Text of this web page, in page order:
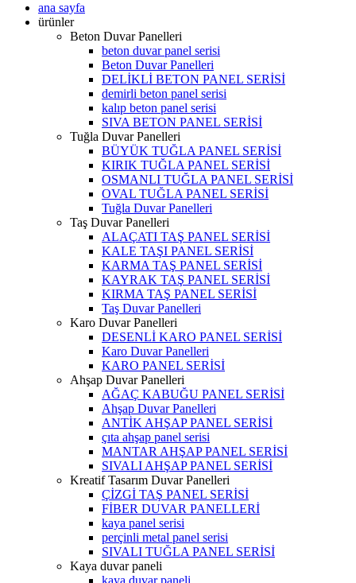
ana sayfa
ürünler
Beton Duvar Panelleri
beton duvar panel serisi
Beton Duvar Panelleri
DELİKLİ BETON PANEL SERİSİ
demirli beton panel serisi
kalıp beton panel serisi
SIVA BETON PANEL SERİSİ
Tuğla Duvar Panelleri
BÜYÜK TUĞLA PANEL SERİSİ
KIRIK TUĞLA PANEL SERİSİ
OSMANLI TUĞLA PANEL SERİSİ
OVAL TUĞLA PANEL SERİSİ
Tuğla Duvar Panelleri
Taş Duvar Panelleri
ALAÇATI TAŞ PANEL SERİSİ
KALE TAŞI PANEL SERİSİ
KARMA TAŞ PANEL SERİSİ
KAYRAK TAŞ PANEL SERİSİ
KIRMA TAŞ PANEL SERİSİ
Taş Duvar Panelleri
Karo Duvar Panelleri
DESENLİ KARO PANEL SERİSİ
Karo Duvar Panelleri
KARO PANEL SERİSİ
Ahşap Duvar Panelleri
AĞAÇ KABUĞU PANEL SERİSİ
Ahşap Duvar Panelleri
ANTİK AHŞAP PANEL SERİSİ
çıta ahşap panel serisi
MANTAR AHŞAP PANEL SERİSİ
SIVALI AHŞAP PANEL SERİSİ
Kreatif Tasarım Duvar Panelleri
ÇİZGİ TAŞ PANEL SERİSİ
FİBER DUVAR PANELLERİ
kaya panel serisi
perçinli metal panel serisi
SIVALI TUĞLA PANEL SERİSİ
Kaya duvar paneli